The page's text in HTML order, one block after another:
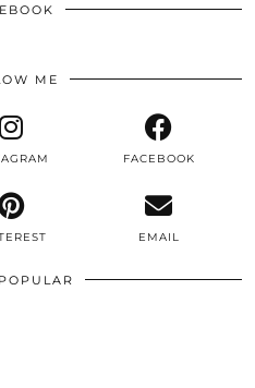
ME
FACEBOOK
EMAIL